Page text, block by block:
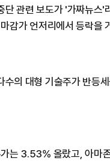
단 관련 보도가 '가짜뉴스'
감가 언저리에서 등락을
수의 대형 기술주가 반등
는 3.53% 올랐고, 아마